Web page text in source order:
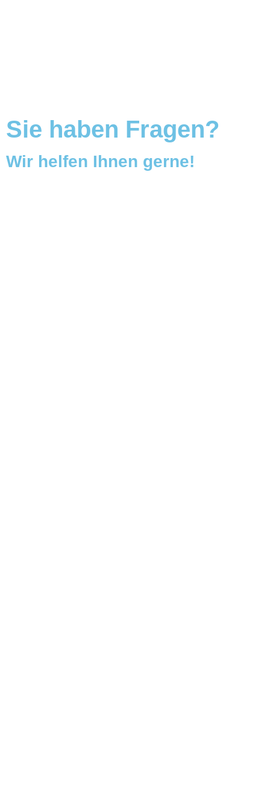
Sie haben Fragen?
Wir helfen Ihnen gerne!